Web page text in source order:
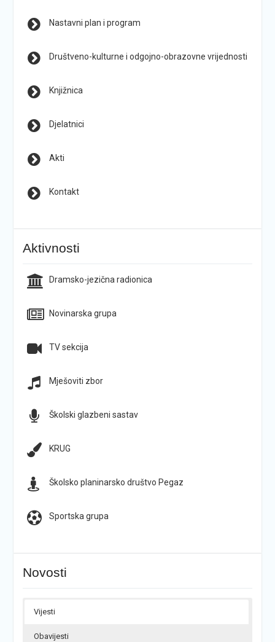
Nastavni plan i program
Društveno-kulturne i odgojno-obrazovne vrijednosti
Knjižnica
Djelatnici
Akti
Kontakt
Aktivnosti
Dramsko-jezična radionica
Novinarska grupa
TV sekcija
Mješoviti zbor
Školski glazbeni sastav
KRUG
Školsko planinarsko društvo Pegaz
Sportska grupa
Novosti
Vijesti
Obavijesti